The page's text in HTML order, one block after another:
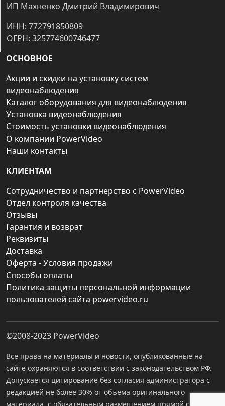
ИП Махненко Дмитрий Владимирович
ИНН: 772791850809
ОГРН: 325774600746477
ОСНОВНОЕ
Акции и скидки на установку систем
видеонаблюдения
Каталог оборудования для видеонаблюдения
Установка видеонаблюдения
Стоимость установки видеонаблюдения
О компании PowerVideo
Наши контакты
КЛИЕНТАМ
Сотрудничество и партнерство с PowerVideo
Отдел контроля качества
Отзывы
Гарантия и возврат
Реквизиты
Доставка
Оферта - Условия продажи
Способы оплаты
Политика защиты персональной информации
пользователей сайта powervideo.ru
©2008-2023 PowerVideo
Все права на материалы и новости, опубликованные на
сайте охраняются в соответствии с законодательством РФ.
Допускается цитирование без согласия администратора с
редакцией не более 30% от объема оригинального